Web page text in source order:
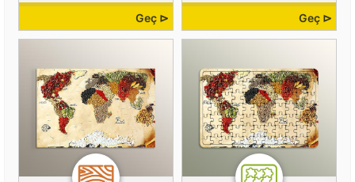
Geç ⊳ Geç ⊳